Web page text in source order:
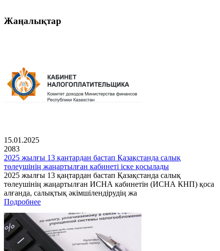
Жаңалықтар
15.01.2025
2083
2025 жылғы 13 қаңтардан бастап Қазақстанда салық
төлеушінің жаңартылған кабинеті іске қосылады
2025 жылғы 13 қаңтардан бастап Қазақстанда салық
төлеушінің жаңартылған ИСНА кабинетін (ИСНА КНП) қоса
алғанда, салықтық әкімшілендірудің жа
Подробнее